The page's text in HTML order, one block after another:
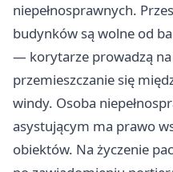
niepełnosprawnych.
budynków są wolne od
— korytarze prowadzą
przemieszczanie się
windy. Osoba
asystującym ma prawo
obiektów. Na życzenie